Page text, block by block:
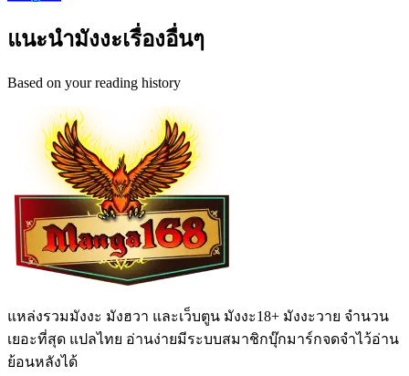
แนะนำมังงะเรื่องอื่นๆ
Based on your reading history
แหล่งรวมมังงะ มังฮวา และเว็บตูน มังงะ18+ มังงะวาย จำนวน
เยอะที่สุด แปลไทย อ่านง่ายมีระบบสมาชิกบุ๊กมาร์กจดจำไว้อ่าน
ย้อนหลังได้